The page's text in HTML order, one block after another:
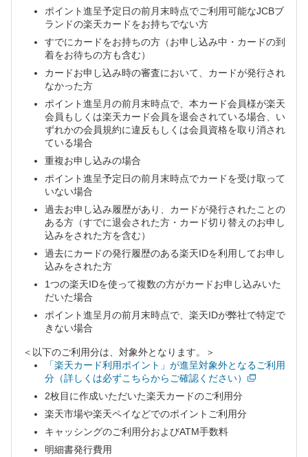
ポイント進呈予定日の前月末時点でご利用可能なJCBブ
ランドの楽天カードをお持ちでない方
すでにカードをお持ちの方（お申し込み中・カードの到
着をお待ちの方も含む）
カードお申し込み時の審査において、カードが発行され
なかった方
ポイント進呈月の前月末時点で、本カード会員様が楽天
会員もしくは楽天カード会員を退会されている場合、い
ずれかの会員規約に違反もしくは会員資格を取り消され
ている場合
重複お申し込みの場合
ポイント進呈予定日の前月末時点でカードを受け取って
いない場合
過去お申し込み履歴があり、カードが発行されたことの
ある方（すでに退会された方・カード切り替えのお申し
込みをされた方を含む）
過去にカードの発行履歴のある楽天IDを利用してお申し
込みをされた方
1つの楽天IDを使って複数の方がカードお申し込みいた
だいた場合
ポイント進呈月の前月末時点で、楽天IDが弊社で特定で
きない場合
＜以下のご利用分は、対象外となります。＞
「楽天カード利用ポイント」が進呈対象外となるご利用
分（詳しくは必ずこちらからご確認ください）
2枚目に作成いただいた楽天カードのご利用分
楽天市場や楽天ペイなどでのポイントご利用分
キャッシングのご利用分およびATM手数料
明細書発行費用